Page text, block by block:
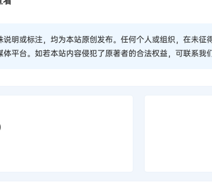
明或标注，均为本站原创发布。任何个人或组织，在未
平台。如若本站内容侵犯了原著者的合法权益，可联系我